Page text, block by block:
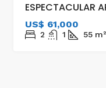
ESPECTACULAR
US$ 61,000
2 1 55 m²